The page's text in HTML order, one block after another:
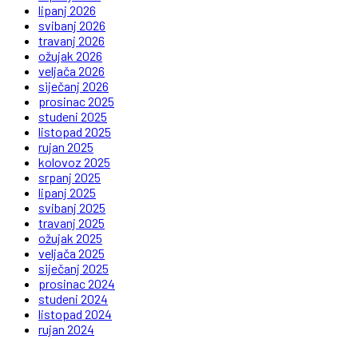
lipanj 2026
svibanj 2026
travanj 2026
ožujak 2026
veljača 2026
siječanj 2026
prosinac 2025
studeni 2025
listopad 2025
rujan 2025
kolovoz 2025
srpanj 2025
lipanj 2025
svibanj 2025
travanj 2025
ožujak 2025
veljača 2025
siječanj 2025
prosinac 2024
studeni 2024
listopad 2024
rujan 2024